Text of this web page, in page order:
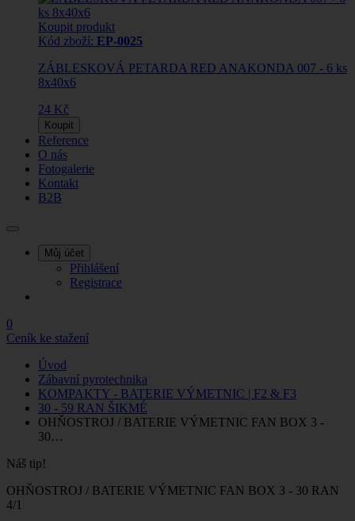
Koupit produkt
Kód zboží: EP-0025
ZÁBLESKOVÁ PETARDA RED ANAKONDA 007 - 6 ks
8x40x6
24 Kč
Koupit
Reference
O nás
Fotogalerie
Kontakt
B2B
Můj účet
Přihlášení
Registrace
0
Ceník ke stažení
Úvod
Zábavní pyrotechnika
KOMPAKTY - BATERIE VÝMETNIC | F2 & F3
30 - 59 RAN ŠIKMÉ
OHŇOSTROJ / BATERIE VÝMETNIC FAN BOX 3 -
30…
Náš tip!
OHŇOSTROJ / BATERIE VÝMETNIC FAN BOX 3 - 30 RAN
4/1